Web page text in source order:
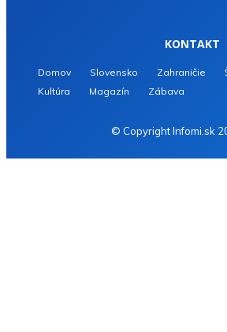
KONTAKT
Domov Slovensko Zahraničie
Kultúra
Magazín Zábava
© Copyright Infomi.sk